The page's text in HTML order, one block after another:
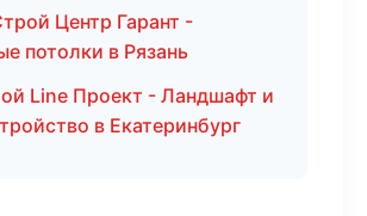
Центр Гарант -
потолки в Рязань
Line Проект - Ландшафт и
в Екатеринбург